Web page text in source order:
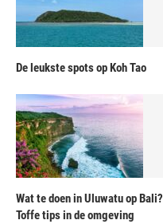
De leukste spots op Koh Tao
Wat te doen in Uluwatu op Bali?
Toffe tips in de omgeving